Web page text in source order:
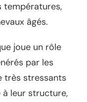
températures,
âgés.
joue un rôle
par les
très stressants
à leur structure,